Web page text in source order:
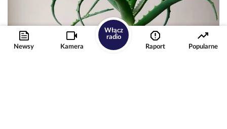
Newsy Kamera
Włącz
radio
Raport
Popularne